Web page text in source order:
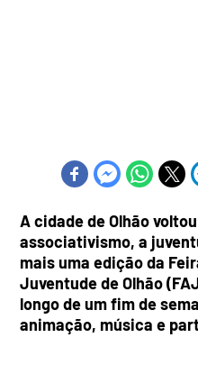
A cidade de Olhão
associativismo, a
mais uma edição da
Juventude de Olhão
longo de um fim de
animação, música e